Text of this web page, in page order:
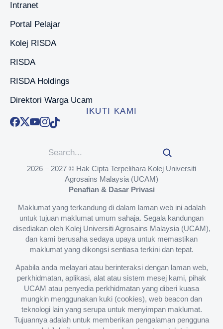
Intranet
Portal Pelajar
Kolej RISDA
RISDA
RISDA Holdings
Direktori Warga Ucam
IKUTI KAMI
2026 – 2027 © Hak Cipta Terpelihara Kolej Universiti
Agrosains Malaysia (UCAM)
Penafian & Dasar Privasi
Maklumat yang terkandung di dalam laman web ini adalah
untuk tujuan maklumat umum sahaja. Segala kandungan
disediakan oleh Kolej Universiti Agrosains Malaysia (UCAM),
dan kami berusaha sedaya upaya untuk memastikan
maklumat yang dikongsi sentiasa terkini dan tepat.
Apabila anda melayari atau berinteraksi dengan laman web,
perkhidmatan, aplikasi, alat atau sistem mesej kami, pihak
UCAM atau penyedia perkhidmatan yang diberi kuasa
mungkin menggunakan kuki (cookies), web beacon dan
teknologi lain yang serupa untuk menyimpan maklumat.
Tujuannya adalah untuk memberikan pengalaman pengguna